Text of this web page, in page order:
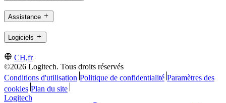
Assistance
Logiciels
CH,fr
©2026 Logitech. Tous droits réservés
Conditions d'utilisation Politique de confidentialité Paramètres des
cookies Plan du site
Logitech